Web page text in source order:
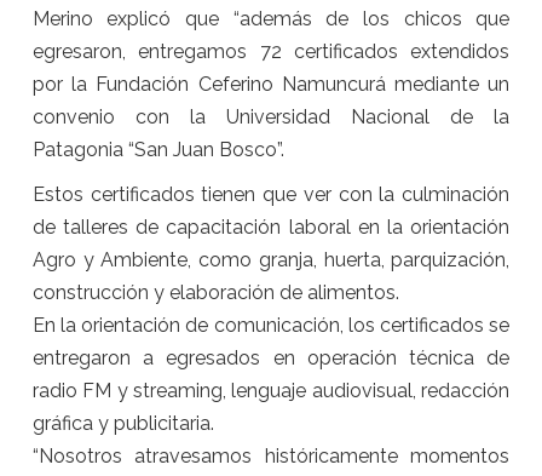
Merino explicó que “además de los chicos que
egresaron, entregamos 72 certificados extendidos
por la Fundación Ceferino Namuncurá mediante un
convenio con la Universidad Nacional de la
Patagonia “San Juan Bosco”.
Estos certificados tienen que ver con la culminación
de talleres de capacitación laboral en la orientación
Agro y Ambiente, como granja, huerta, parquización,
construcción y elaboración de alimentos.
En la orientación de comunicación, los certificados se
entregaron a egresados en operación técnica de
radio FM y streaming, lenguaje audiovisual, redacción
gráfica y publicitaria.
“Nosotros atravesamos históricamente momentos